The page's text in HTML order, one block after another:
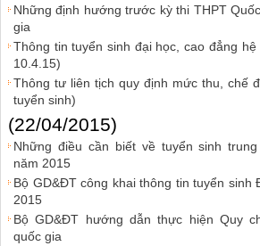
Những định hướng trước kỳ thi THPT Quốc
gia
Thông tin tuyển sinh đại học, cao đẳng
10.4.15)
Thông tư liên tịch quy định mức thu, chế
tuyển sinh)
(22/04/2015)
Những điều cần biết về tuyển sinh
năm 2015
Bộ GD&ĐT công khai thông tin tuyển sinh
2015
Bộ GD&ĐT hướng dẫn thực hiện Quy
quốc gia